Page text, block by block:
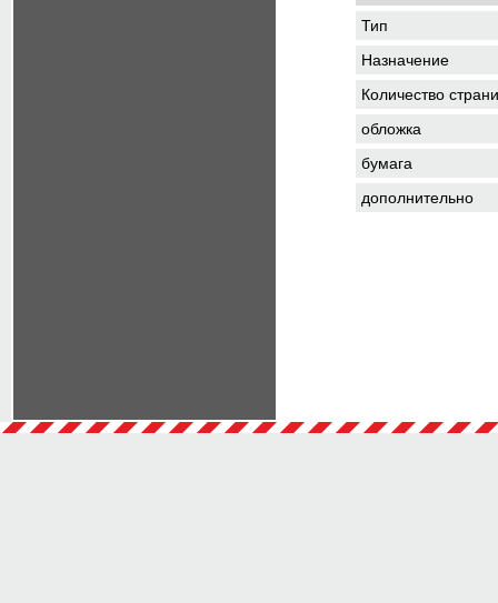
Тип
Назначение
Количество
обложка
бумага
дополнительно